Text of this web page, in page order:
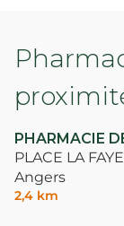
découlent.
avec des
traités et
Cette
plus facile
PHARMACIE
PLACE LA
Angers
2,4 km